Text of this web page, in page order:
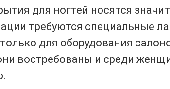
для ногтей носятся
требуются специальные
для оборудования
востребованы и среди